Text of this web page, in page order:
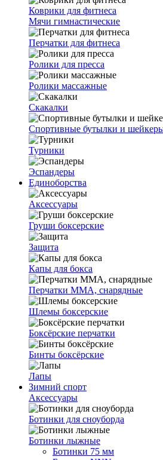
Коврики для фитнеса
Мячи гимнастические
Перчатки для фитнеса
Ролики для пресса
Ролики массажные
Скакалки
Спортивные бутылки и
Турники
Эспандеры
Единоборства
Аксессуары
Груши боксерские
Защита
Капы для бокса
Перчатки ММА, снарядные
Шлемы боксерские
Боксёрские перчатки
Бинты боксёрские
Лапы
Зимний спорт
Аксессуары
Ботинки для сноуборда
Ботинки лыжные
Ботинки 75 мм